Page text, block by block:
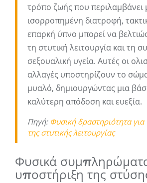
τρόπο ζωής που περιλαμβάνει
ισορροπημένη διατροφή,
επαρκή ύπνο μπορεί να
τη στυτική λειτουργία και τη
σεξουαλική υγεία. Αυτές οι
αλλαγές υποστηρίζουν το
μυαλό, δημιουργώντας μια
καλύτερη απόδοση και ευεξία.
Πηγή: Φυσική δραστηριότητα για
της στυτικής λειτουργίας
Φυσικά
υποστήριξη της